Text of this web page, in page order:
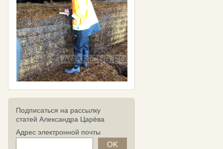
Подписаться на рассылку
статей Александра Царёва
Адрес электронной почты